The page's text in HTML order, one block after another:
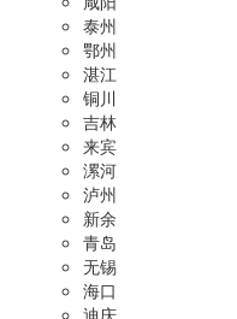
泰州
鄂州
湛江
铜川
吉林
来宾
漯河
泸州
新余
青岛
无锡
海口
迪庆